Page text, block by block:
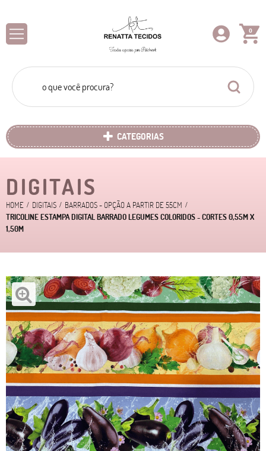
0
CATEGORIAS
DIGITAIS
HOME DIGITAIS
BARRADOS - OPÇÃO A PARTIR DE 55CM
TRICOLINE ESTAMPA DIGITAL BARRADO LEGUMES COLORIDOS - CORTES 0,55M X
1,50M